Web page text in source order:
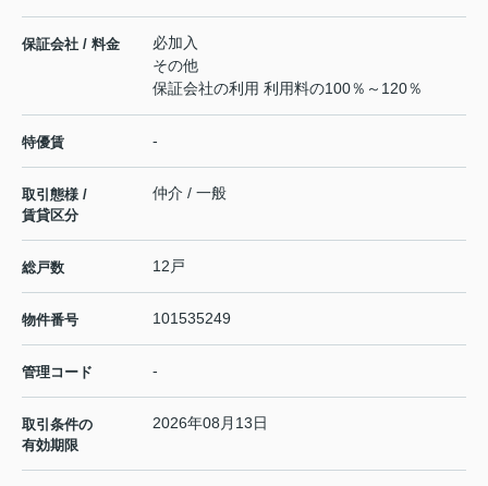
保証会社 / 料金
必加入
その他
保証会社の利用 利用料の100％～120％
特優賃 -
取引態様 /
賃貸区分
仲介 / 一般
総戸数 12戸
物件番号 101535249
管理コード -
取引条件の
有効期限
2026年08月13日